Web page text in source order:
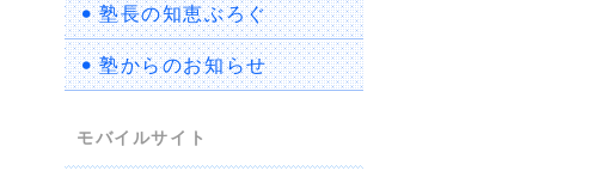
塾長の知恵ぶろぐ
塾からのお知らせ
モバイルサイト